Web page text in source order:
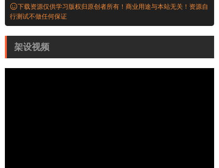
下载资源仅供学习版权归原创者所有！商业用途与本站无关！资源自
行测试不做任何保证
架设视频